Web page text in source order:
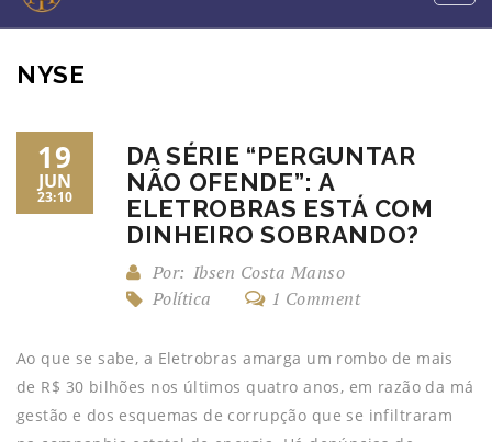
NYSE
19
JUN
23:10
DA SÉRIE “PERGUNTAR
NÃO OFENDE”: A
ELETROBRAS ESTÁ COM
DINHEIRO SOBRANDO?
Por: Ibsen Costa Manso
Política
1 Comment
Ao que se sabe, a Eletrobras amarga um rombo de mais
de R$ 30 bilhões nos últimos quatro anos, em razão da má
gestão e dos esquemas de corrupção que se infiltraram